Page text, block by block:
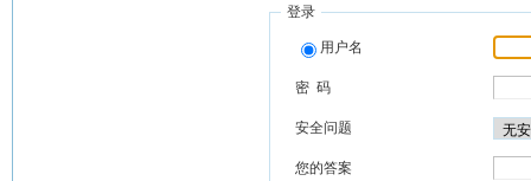
登录
用户名
密 码
安全问题
您的答案